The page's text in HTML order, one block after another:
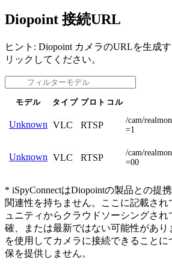
Diopoint 接続URL
ヒント: Diopoint カメラのURLを生成
リックしてください。
モデル タイプ プロトコル
Unknown VLC RTSP
/cam/
=1
Unknown VLC RTSP
/cam/
=00
* iSpyConnectはDiopointの製品との提
関連性を持ちません。ここに記載され
ュニティからクラウドソーシングさ
確、または最新ではない可能性があり
を使用してカメラに接続できることに
保を提供しません。